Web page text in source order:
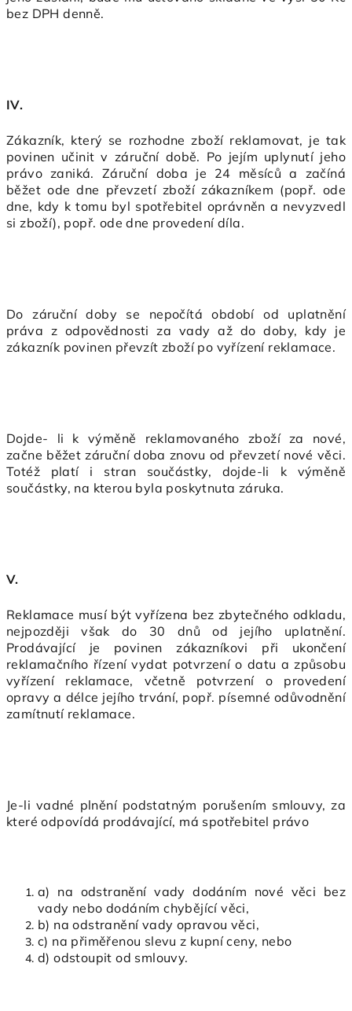
bez DPH denně.
IV.
Zákazník, který se rozhodne zboží reklamovat, je tak
povinen učinit v záruční době. Po jejím uplynutí jeho
právo zaniká. Záruční doba je 24 měsíců a začíná
běžet ode dne převzetí zboží zákazníkem (popř. ode
dne, kdy k tomu byl spotřebitel oprávněn a nevyzvedl
si zboží), popř. ode dne provedení díla.
Do záruční doby se nepočítá období od uplatnění
práva z odpovědnosti za vady až do doby, kdy je
zákazník povinen převzít zboží po vyřízení reklamace.
Dojde- li k výměně reklamovaného zboží za nové,
začne běžet záruční doba znovu od převzetí nové věci.
Totéž platí i stran součástky, dojde-li k výměně
součástky, na kterou byla poskytnuta záruka.
V.
Reklamace musí být vyřízena bez zbytečného odkladu,
nejpozději však do 30 dnů od jejího uplatnění.
Prodávající je povinen zákazníkovi při ukončení
reklamačního řízení vydat potvrzení o datu a způsobu
vyřízení reklamace, včetně potvrzení o provedení
opravy a délce jejího trvání, popř. písemné odůvodnění
zamítnutí reklamace.
Je-li vadné plnění podstatným porušením smlouvy, za
které odpovídá prodávající, má spotřebitel právo
a) na odstranění vady dodáním nové věci bez
vady nebo dodáním chybějící věci,
b) na odstranění vady opravou věci,
c) na přiměřenou slevu z kupní ceny, nebo
d) odstoupit od smlouvy.